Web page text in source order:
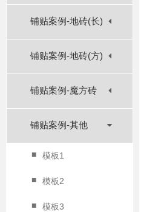
铺贴案例-地砖(长)
铺贴案例-地砖(方)
铺贴案例-魔方砖
铺贴案例-其他
■ 模板1
■ 模板2
■ 模板3